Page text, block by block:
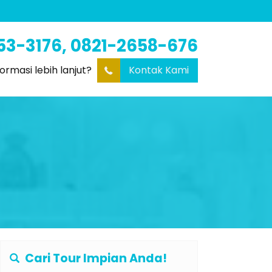
3176, 0821-2658-676
lebih lanjut? Kontak Kami
Cari Tour Impian Anda!